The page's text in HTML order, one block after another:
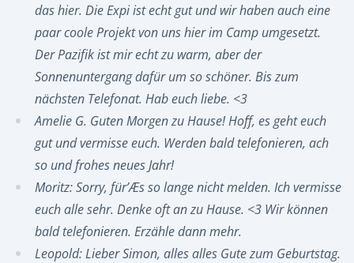
das hier. Die Expi ist echt gut und wir haben auch eine
paar coole Projekt von uns hier im Camp umgesetzt.
Der Pazifik ist mir echt zu warm, aber der
Sonnenuntergang dafür um so schöner. Bis zum
nächsten Telefonat. Hab euch liebe. <3
Amelie G. Guten Morgen zu Hause! Hoff, es geht euch
gut und vermisse euch. Werden bald telefonieren, ach
so und frohes neues Jahr!
Moritz: Sorry, für’Æs so lange nicht melden. Ich vermisse
euch alle sehr. Denke oft an zu Hause. <3 Wir können
bald telefonieren. Erzähle dann mehr.
Leopold: Lieber Simon, alles alles Gute zum Geburtstag.